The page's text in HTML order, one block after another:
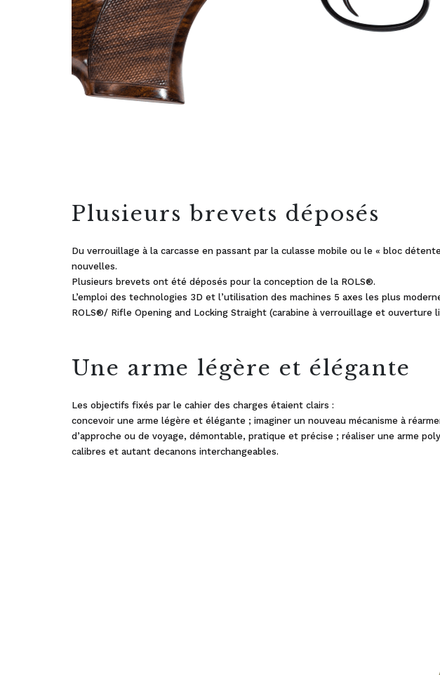
Plusieurs brevets déposés
Du verrouillage à la carcasse en passant par la culasse mobile ou le « bloc
nouvelles.
Plusieurs brevets ont été déposés pour la conception de la ROLS®.
L’emploi des technologies 3D et l’utilisation des machines 5 axes les plus
ROLS®/ Rifle Opening and Locking Straight (carabine à verrouillage et ouverture
Une arme légère et élégante
Les objectifs fixés par le cahier des charges étaient clairs :
concevoir une arme légère et élégante ; imaginer un nouveau mécanisme à
d’approche ou de voyage, démontable, pratique et précise ; réaliser une arme
calibres et autant decanons interchangeables.